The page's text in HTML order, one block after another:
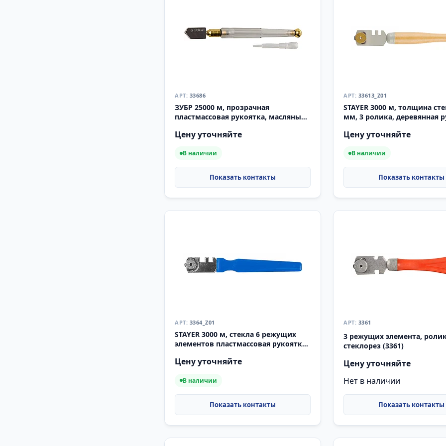
33686
ЗУБР 25000 м, прозрачная
пластмассовая рукоятка, масляный,
Цену уточняйте
В наличии
33613_Z01
STAYER 3000 м, толщина
мм, 3 ролика, деревянная
Цену уточняйте
В наличии
3364_Z01
STAYER 3000 м, стекла 6 режущих
элементов пластмассовая рукоятка,
(3364)
Цену уточняйте
В наличии
3361
3 режущих элемента,
стеклорез (3361)
Цену уточняйте
Нет в наличии